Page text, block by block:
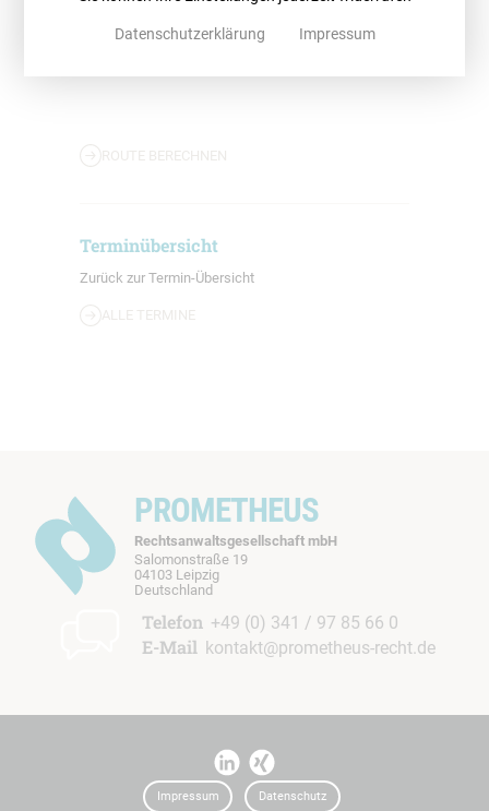
ROUTE BERECHNEN
Terminübersicht
Zurück zur Termin-Übersicht
ALLE TERMINE
PROMETHEUS
Rechtsanwaltsgesellschaft mbH
Salomonstraße 19
04103 Leipzig
Deutschland
b
Telefon +49 (0) 341 / 97 85 66 0
E-Mail kontakt@prometheus-recht.de
Impressum Datenschutz
Datenschutzerklärung Impressum